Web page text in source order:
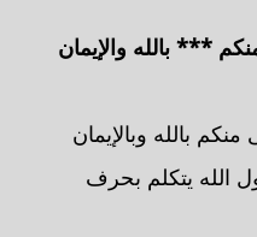
*** بالله والإيمان
بالله وبالإيمان
الله يتكلم بحرف